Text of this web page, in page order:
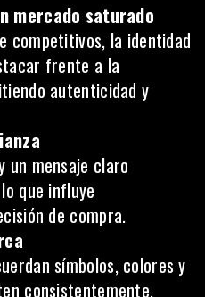
mercado saturado
competitivos, la identidad
frente a la
autenticidad y
un mensaje claro
que influye
de compra.
símbolos, colores y
consistentemente,